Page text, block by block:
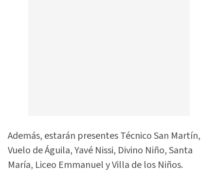
Además, estarán presentes Técnico San Martín,
Vuelo de Águila, Yavé Nissi, Divino Niño, Santa
María, Liceo Emmanuel y Villa de los Niños.